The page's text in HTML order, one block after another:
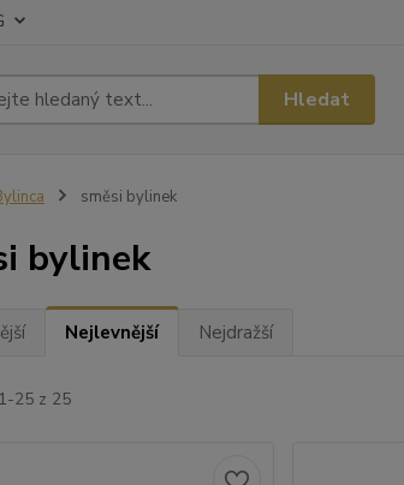
Hledat
směsi bylinek
bylinek
Nejlevnější Nejdražší
25 z 25